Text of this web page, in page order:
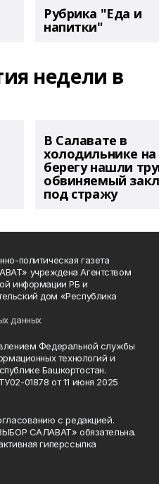
Рубрика "Еда и
напитки"
недели в
В Салавате в
холодильнике на
берегу нашли
обвиняемый
под стражу
политическая газета
учреждена Агентством
информации РБ и
дом «Республика
данных
Федеральной службы
технологий и
Башкортостан.
01878 от 11 июня 2025
с редакцией.
САЛАВАТ» обязательна.
гиперссылка